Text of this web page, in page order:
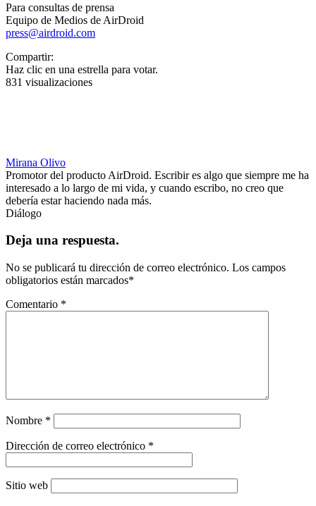
Para consultas de prensa
Equipo de Medios de AirDroid
press@airdroid.com
Compartir:
Haz clic en una estrella para votar.
831 visualizaciones
Mirana Olivo
Promotor del producto AirDroid. Escribir es algo que siempre me ha
interesado a lo largo de mi vida, y cuando escribo, no creo que
debería estar haciendo nada más.
Diálogo
Deja una respuesta.
No se publicará tu dirección de correo electrónico. Los campos
obligatorios están marcados*
Comentario *
Nombre *
Dirección de correo electrónico *
Sitio web